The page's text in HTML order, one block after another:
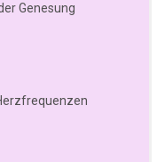
Genesung